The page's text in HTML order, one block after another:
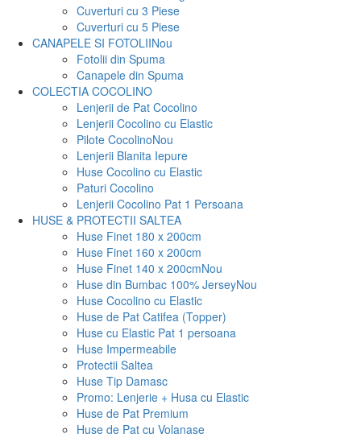
Cuverturi cu 3 Piese
Cuverturi cu 5 Piese
CANAPELE SI FOTOLIINou
Fotolii din Spuma
Canapele din Spuma
COLECTIA COCOLINO
Lenjerii de Pat Cocolino
Lenjerii Cocolino cu Elastic
Pilote CocolinoNou
Lenjerii Blanita Iepure
Huse Cocolino cu Elastic
Paturi Cocolino
Lenjerii Cocolino Pat 1 Persoana
HUSE & PROTECTII SALTEA
Huse Finet 180 x 200cm
Huse Finet 160 x 200cm
Huse Finet 140 x 200cmNou
Huse din Bumbac 100% JerseyNou
Huse Cocolino cu Elastic
Huse de Pat Catifea (Topper)
Huse cu Elastic Pat 1 persoana
Huse Impermeabile
Protectii Saltea
Huse Tip Damasc
Promo: Lenjerie + Husa cu Elastic
Huse de Pat Premium
Huse de Pat cu Volanase